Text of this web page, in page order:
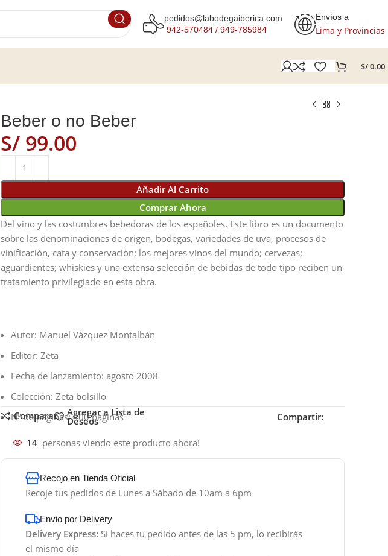
pedidos@labodegaiberica.com
942-570484 / 949-785984
Envíos a
Lima y Provincias
S/0.00
Beber o no Beber
S/
Añadir Al Carrito
Comprar Ahora
Del vino y las costumbres bebedoras de los españoles. Este libro es un documento
sobre las denominaciones de origen, bodegas, variedades de uva, procesos de
vinificación, cata y conservación; los mejores vinos del mundo; cervezas;
aguardientes; whiskies y una extensa selección de bebidas de todo tipo reciben un
tratamiento privilegiado en esta obra.
Autor: Manuel Vázquez Montalbán
Editor: Zeta
Fecha de lanzamiento: agosto 2008
Colección: Zeta bolsillo
Nº de páginas: 400 páginas
Comparar Agregar a Lista de
Deseos Compartir:
14 personas viendo este producto ahora!
Recojo en Tienda Oficial
Recoje tus pedidos de Lunes a Sábado de 10am a 6pm
Envio por Delivery
Delivery Express: Si haces tu pedido antes de las 5 pm, lo recibirás
el mismo día